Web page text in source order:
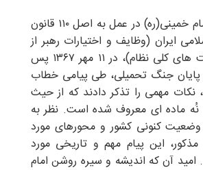
در چنین فضایی، امام خمینی(ره) در عمل به اصل ۱۱۰ قانون
ایران (وظایف و اختیارات رهبر از
جمله تعیین سیاست های کلی نظام)، در ۱۱ مهر ۱۳۶۷ پس
پایان جنگ تحمیلی، طی پیامی خطاب
نکات مهمی را تذکر دادند که از حیث
نُه ماده ای معروف شده است. نظر به
کنونی کشور و محورهای مورد
مذکور، این پیام مهم و تاریخی مورد
امید آن که اندیشه و سیره روشن امام